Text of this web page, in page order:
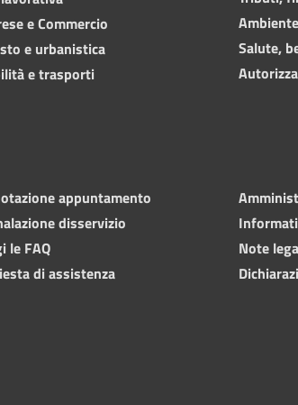
e Commercio
e urbanistica
e trasporti
Ambiente
Salute,
appuntamento
disservizio
le FAQ
di assistenza
Note